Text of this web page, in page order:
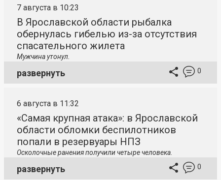
7 августа в 10:23
В Ярославской области рыбалка
обернулась гибелью из-за отсутствия
спасательного жилета
Мужчина утонул.
развернуть 0
6 августа в 11:32
«Самая крупная атака»: в Ярославской
области обломки беспилотников
попали в резервуары НПЗ
Осколочные ранения получили четыре человека.
развернуть 0